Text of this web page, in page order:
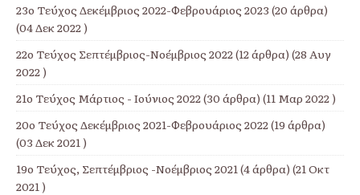
23ο Τεύχος Δεκέμβριος 2022-Φεβρουάριος 2023 (20 άρθρα)
(04 Δεκ 2022 )
22ο Τεύχος Σεπτέμβριος-Νοέμβριος 2022(12 άρθρα) (28 Αυγ
2022 )
21ο Τεύχος Μάρτιος - Ιούνιος 2022(30 άρθρα) (11 Μαρ 2022 )
20ο Τεύχος Δεκέμβριος 2021-Φεβρουάριος 2022(19 άρθρα)
(03 Δεκ 2021 )
19ο Τεύχος, Σεπτέμβριος -Νοέμβριος 2021 (4 άρθρα) (21 Οκτ
2021 )